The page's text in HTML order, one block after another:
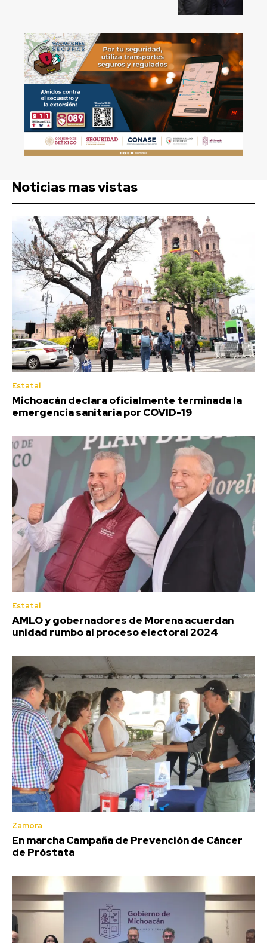
Noticias mas vistas
Estatal
Michoacán declara oficialmente terminada la
emergencia sanitaria por COVID-19
Estatal
AMLO y gobernadores de Morena acuerdan
unidad rumbo al proceso electoral 2024
Zamora
En marcha Campaña de Prevención de Cáncer
de Próstata